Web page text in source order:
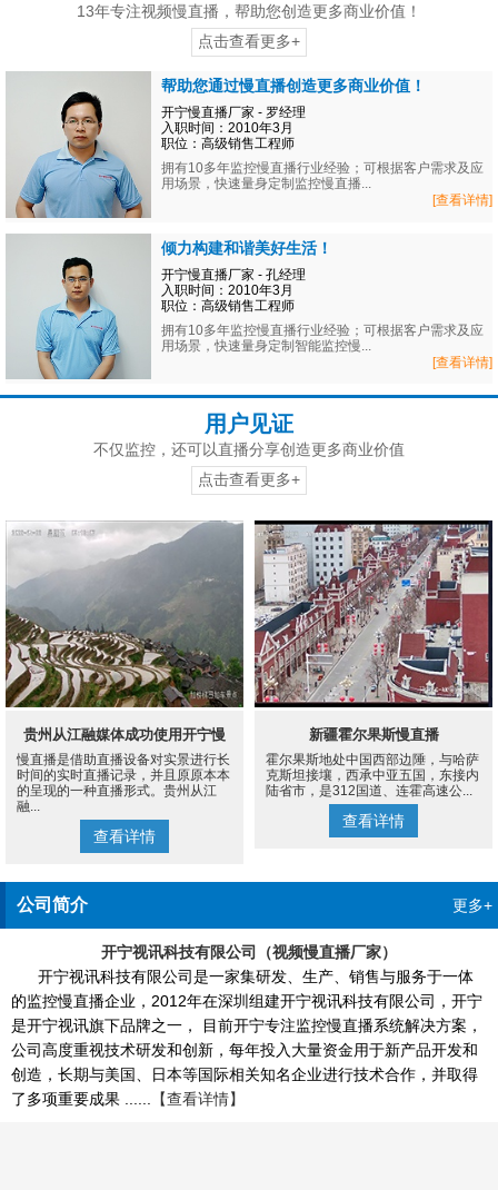
13年专注视频慢直播，帮助您创造更多商业价值！
点击查看更多+
帮助您通过慢直播创造更多商业价值！
开宁慢直播厂家 - 罗经理
入职时间：2010年3月
职位：高级销售工程师
拥有10多年监控慢直播行业经验；可根据客户需求及应
用场景，快速量身定制监控慢直播...
[查看详情]
倾力构建和谐美好生活！
开宁慢直播厂家 - 孔经理
入职时间：2010年3月
职位：高级销售工程师
拥有10多年监控慢直播行业经验；可根据客户需求及应
用场景，快速量身定制智能监控慢...
[查看详情]
用户见证
不仅监控，还可以直播分享创造更多商业价值
点击查看更多+
贵州从江融媒体成功使用开宁慢
直播设备案例
慢直播是借助直播设备对实景进行长
时间的实时直播记录，并且原原本本
的呈现的一种直播形式。贵州从江
融...
查看详情
新疆霍尔果斯慢直播
霍尔果斯地处中国西部边陲，与哈萨
克斯坦接壤，西承中亚五国，东接内
陆省市，是312国道、连霍高速公...
查看详情
公司简介 更多+
开宁视讯科技有限公司（视频慢直播厂家）
开宁视讯科技有限公司是一家集研发、生产、销售与服务于一体
的监控慢直播企业，2012年在深圳组建开宁视讯科技有限公司，开宁
是开宁视讯旗下品牌之一， 目前开宁专注监控慢直播系统解决方案，
公司高度重视技术研发和创新，每年投入大量资金用于新产品开发和
创造，长期与美国、日本等国际相关知名企业进行技术合作，并取得
了多项重要成果 ......
【查看详情】